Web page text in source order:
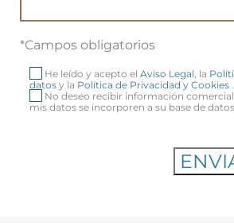
*Campos obligatorios
He leído y acepto el Aviso Legal, la
datos y la Política de Privacidad y Cookies .
No deseo recibir información
mis datos se incorporen a su base de